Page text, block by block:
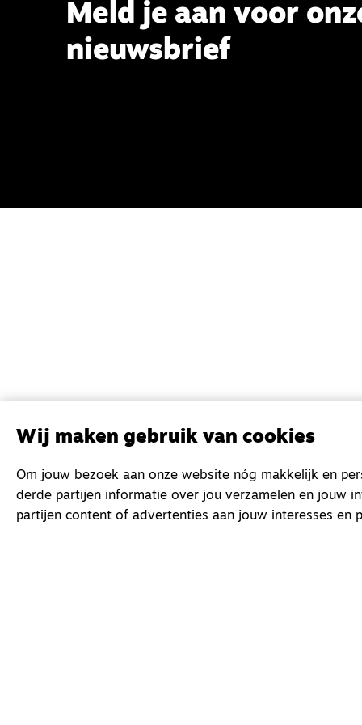
Meld je aan voor
nieuwsbrief
Wij maken gebruik van cookies
Om jouw bezoek aan onze website nóg makkelijk en
derde partijen informatie over jou verzamelen en jouw
partijen content of advertenties aan jouw interesses en